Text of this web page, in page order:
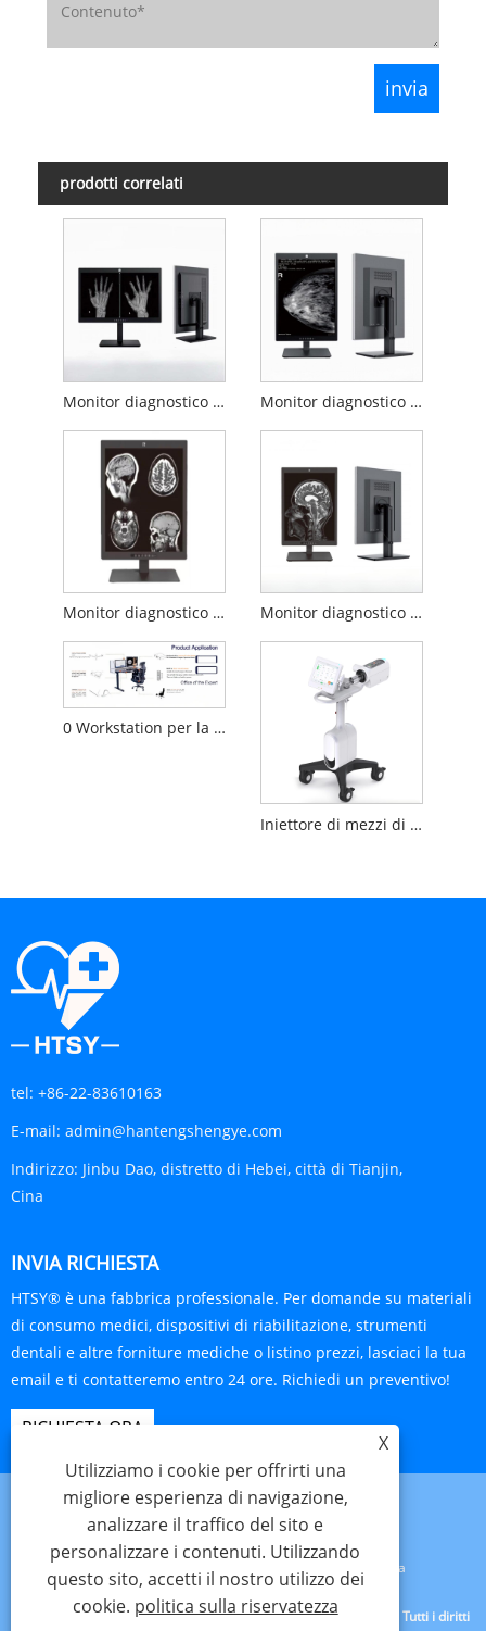
prodotti correlati
Monitor diagnostico medico da 2 MP da 24 pollici Monitor diagnostico medico da 21,3 pollici e 5 MP
Monitor diagnostico medico da 21,3 pollici 3MP Monitor diagnostico medico da 2 MP da 20,1 pollici
0 Workstation per la lettura di immagini mediche a gravità
Iniettore di mezzi di contrasto DSA
tel: +86-22-83610163
E-mail: admin@hantengshengye.com
Indirizzo: Jinbu Dao, distretto di Hebei, città di Tianjin,
Cina
INVIA RICHIESTA
HTSY® è una fabbrica professionale. Per domande su materiali
di consumo medici, dispositivi di riabilitazione, strumenti
dentali e altre forniture mediche o listino prezzi, lasciaci la tua
email e ti contatteremo entro 24 ore. Richiedi un preventivo!
RICHIESTA ORA
politica sulla riservatezza
Copyright © 2025 Tianjin Hanteng Shengye Technology Co., Ltd. Tutti i diritti
X
Utilizziamo i cookie per offrirti una
migliore esperienza di navigazione,
analizzare il traffico del sito e
personalizzare i contenuti. Utilizzando
questo sito, accetti il ​​nostro utilizzo dei
cookie. politica sulla riservatezza